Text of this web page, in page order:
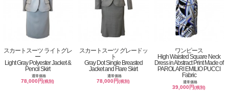
スカートスーツ ライトグレ
ー
Light Gray Polyester Jacket &
Pencil Skirt
通常価格
78,000円(税別)
スカートスーツ グレードッ
ト
Gray Dot Single Breasted
Jacket and Flare Skirt
通常価格
78,000円(税別)
ワンピース
High Waisted Square Neck
Dress in Abstract Print Made of
PAROLARI EMILIO PUCCI
Fabric
通常価格
39,000円(税別)